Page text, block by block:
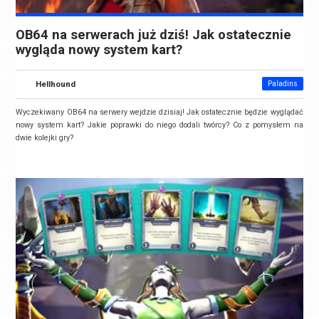
OB64 na serwerach już dziś! Jak ostatecznie
wygląda nowy system kart?
Hellhound Paladins
Wyczekiwany OB64 na serwery wejdzie dzisiaj! Jak ostatecznie będzie wyglądać
nowy system kart? Jakie poprawki do niego dodali twórcy? Co z pomysłem na
dwie kolejki gry?